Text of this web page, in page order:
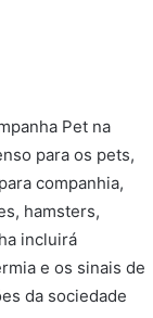
Pet na
para os pets,
companhia,
hamsters,
incluirá
e os sinais de
da sociedade